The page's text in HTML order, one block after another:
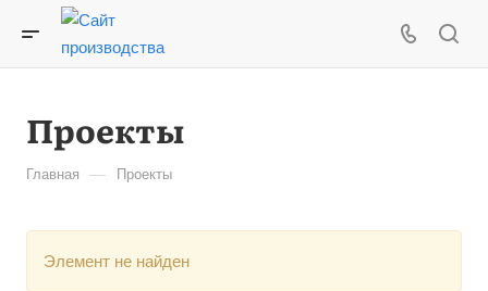
Проекты
Главная — Проекты
Элемент не найден